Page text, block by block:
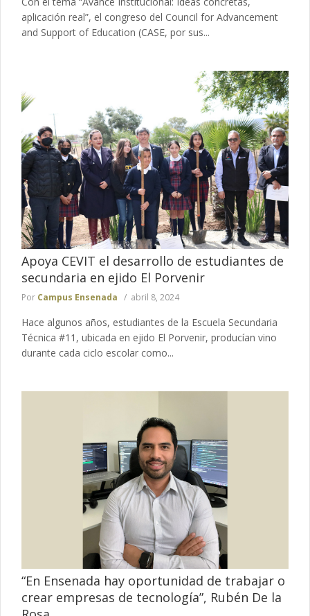
aplicación real”, el congreso del Council for Advancement
and Support of Education (CASE, por sus...
Apoya CEVIT el desarrollo de estudiantes de
secundaria en ejido El Porvenir
Por Campus Ensenada abril 8, 2024
Hace algunos años, estudiantes de la Escuela Secundaria
Técnica #11, ubicada en ejido El Porvenir, producían vino
durante cada ciclo escolar como...
“En Ensenada hay oportunidad de trabajar o
crear empresas de tecnología”, Rubén De la